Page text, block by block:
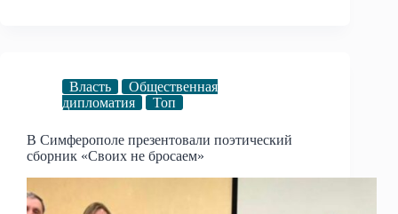
Власть
Общественная
дипломатия
Топ
В Симферополе презентовали поэтический
сборник «Своих не бросаем»